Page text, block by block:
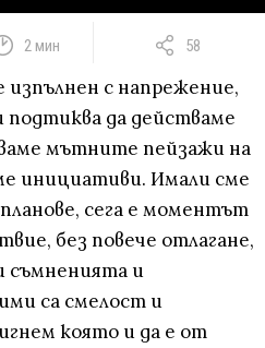
2 мин 58
с напрежение,
да действаме
мътните пейзажи на
инициативи. Имали сме
сега е моментът
без повече отлагане,
съмненията и
са смелост и
която и да е от